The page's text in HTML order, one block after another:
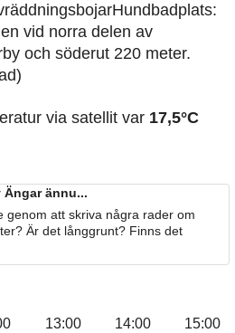
vid norra delen av
och söderut 220 meter.
via satellit var 17,5°C
Ängar ännu...
genom att skriva några rader om
Är det långgrunt? Finns det
13:00
14:00
15:00